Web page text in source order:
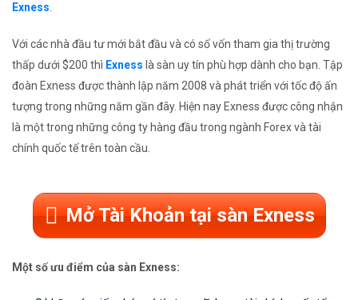
Exness
Với các nhà đầu tư mới bắt đầu và có số vốn tham gia thị trường
thấp dưới $200 thì Exness là sàn uy tín phù hợp dành cho bạn. Tập
đoàn Exness được thành lập năm 2008 và phát triển với tốc độ ấn
tượng trong những năm gần đây. Hiện nay Exness được công nhận
là một trong những công ty hàng đầu trong ngành Forex và tài
chính quốc tế trên toàn cầu.
Mở Tài Khoản tại sàn Exness
Một số ưu điểm của sàn Exness: